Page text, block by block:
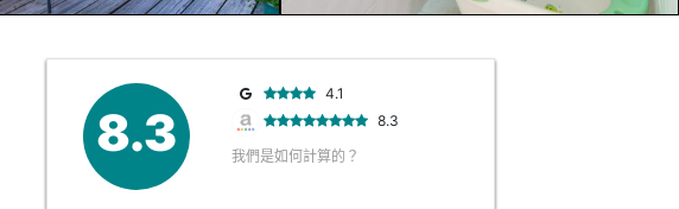
8.3
4.1
8.3
我們是如何計算的？